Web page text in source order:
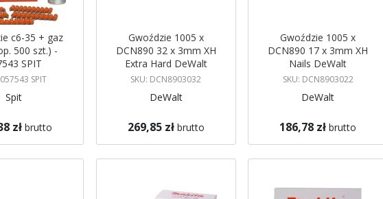
c6-35 + gaz
500 szt.) -
SPIT
SPIT
Spit
zł brutto
Gwoździe 1005 x
DCN890 32 x 3mm XH
Extra Hard DeWalt
SKU: DCN8903032
DeWalt
269,85 zł brutto
Gwoździe 1005 x
DCN890 17 x 3mm XH
Nails DeWalt
SKU: DCN8903022
DeWalt
186,78 zł brutto